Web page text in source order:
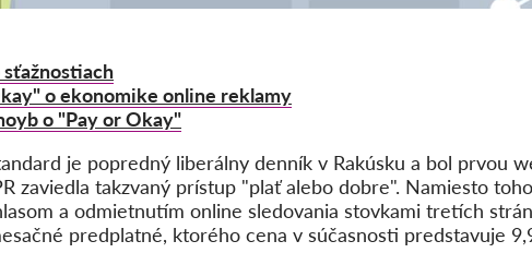
o ekonomike online reklamy
o "Pay or Okay"
je popredný liberálny denník v Rakúsku a bol prvou
zaviedla takzvaný prístup "plať alebo dobre". Namiesto
a odmietnutím online sledovania stovkami tretích
predplatné, ktorého cena v súčasnosti predstavuje